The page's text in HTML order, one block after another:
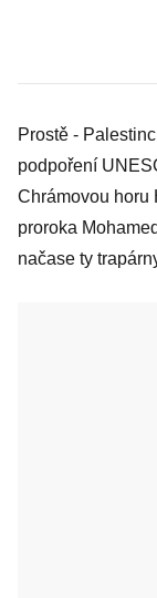
Prostě -
podpoření
Chrámovou horu
proroka
načase ty